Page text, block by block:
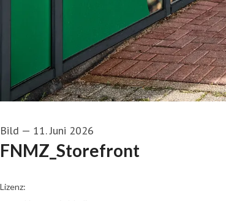
Bild — 11. Juni 2026
FNMZ_Storefront
Fressnapf Holding SE
Lizenz: